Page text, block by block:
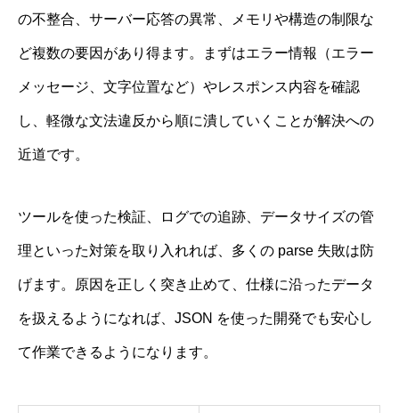
の不整合、サーバー応答の異常、メモリや構造の制限な
ど複数の要因があり得ます。まずはエラー情報（エラー
メッセージ、文字位置など）やレスポンス内容を確認
し、軽微な文法違反から順に潰していくことが解決への
近道です。
ツールを使った検証、ログでの追跡、データサイズの管
理といった対策を取り入れれば、多くの parse 失敗は防
げます。原因を正しく突き止めて、仕様に沿ったデータ
を扱えるようになれば、JSON を使った開発でも安心し
て作業できるようになります。